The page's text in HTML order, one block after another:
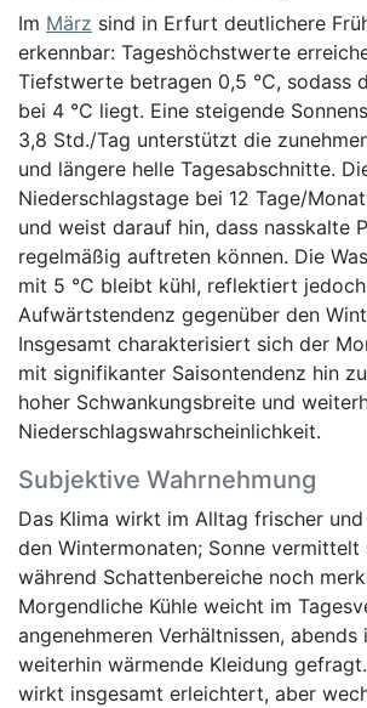
Im März sind in Erfurt deutlichere
erkennbar: Tageshöchstwerte
Tiefstwerte betragen 0,5 °C, sodass
bei 4 °C liegt. Eine steigende
3,8 Std./Tag unterstützt die
und längere helle Tagesabschnitte.
Niederschlagstage bei 12 Tage/
und weist darauf hin, dass nasskalte
regelmäßig auftreten können. Die
mit 5 °C bleibt kühl, reflektiert
Aufwärtstendenz gegenüber den
Insgesamt charakterisiert sich der
mit signifikanter Saisontendenz hin
hoher Schwankungsbreite und
Niederschlagswahrscheinlichkeit.
Subjektive Wahrnehmung
Das Klima wirkt im Alltag frischer
den Wintermonaten; Sonne vermittelt
während Schattenbereiche noch
Morgendliche Kühle weicht im
angenehmeren Verhältnissen,
weiterhin wärmende Kleidung
wirkt insgesamt erleichtert, aber